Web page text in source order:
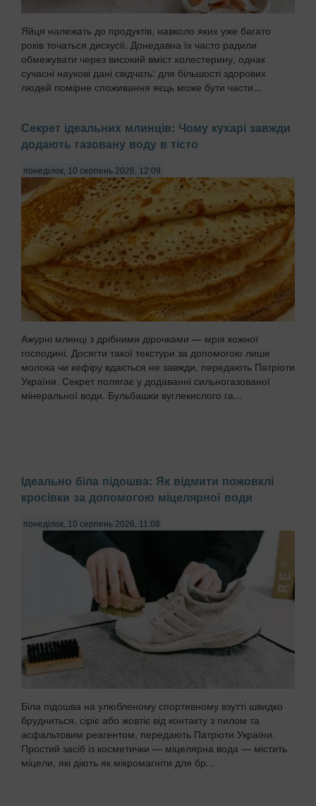
Яйця належать до продуктів, навколо яких уже багато
років точаться дискусії. Донедавна їх часто радили
обмежувати через високий вміст холестерину, однак
сучасні наукові дані свідчать: для більшості здорових
людей помірне споживання яєць може бути части...
Секрет ідеальних млинців: Чому кухарі завжди
додають газовану воду в тісто
понеділок, 10 серпень 2026, 12:09
Ажурні млинці з дрібними дірочками — мрія кожної
господині. Досягти такої текстури за допомогою лише
молока чи кефіру вдається не завжди, передають Патріоти
України. Секрет полягає у додаванні сильногазованої
мінеральної води. Бульбашки вуглекислого га...
Ідеально біла підошва: Як відмити пожовклі
кросівки за допомогою міцелярної води
понеділок, 10 серпень 2026, 11:08
Біла підошва на улюбленому спортивному взутті швидко
брудниться, сіріє або жовтіє від контакту з пилом та
асфальтовим реагентом, передають Патріоти України.
Простий засіб із косметички — міцелярна вода — містить
міцели, які діють як мікромагніти для бр...